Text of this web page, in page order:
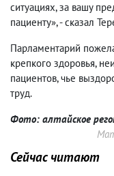
ситуациях, за вашу
пациенту», - сказал
Парламентарий
крепкого здоровья,
пациентов, чье
труд.
Фото: алтайское
Сейчас читают